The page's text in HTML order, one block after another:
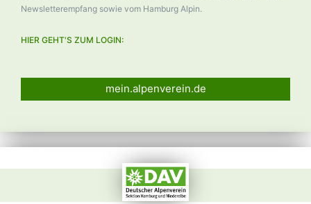
Newsletterempfang sowie vom Hamburg Alpin.
HIER GEHT'S ZUM LOGIN:
mein.alpenverein.de